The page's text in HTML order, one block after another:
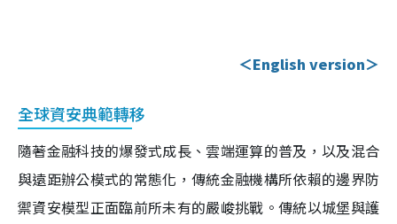
＜English version＞
全球資安典範轉移
隨著金融科技的爆發式成長、雲端運算的普及，以及混合
與遠距辦公模式的常態化，傳統金融機構所依賴的邊界防
禦資安模型正面臨前所未有的嚴峻挑戰。傳統以城堡與護